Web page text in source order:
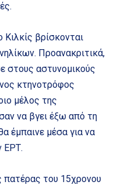
βρίσκονται
Προανακριτικά,
στους αστυνομικούς
κτηνοτρόφος
μέλος της
να βγει έξω από τη
έμπαινε μέσα για να
ΕΡΤ.
πατέρας του 15χρονου